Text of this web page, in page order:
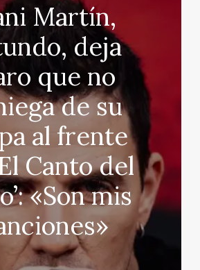
Martín,
deja
que no
de su
al frente
Canto del
«Son mis